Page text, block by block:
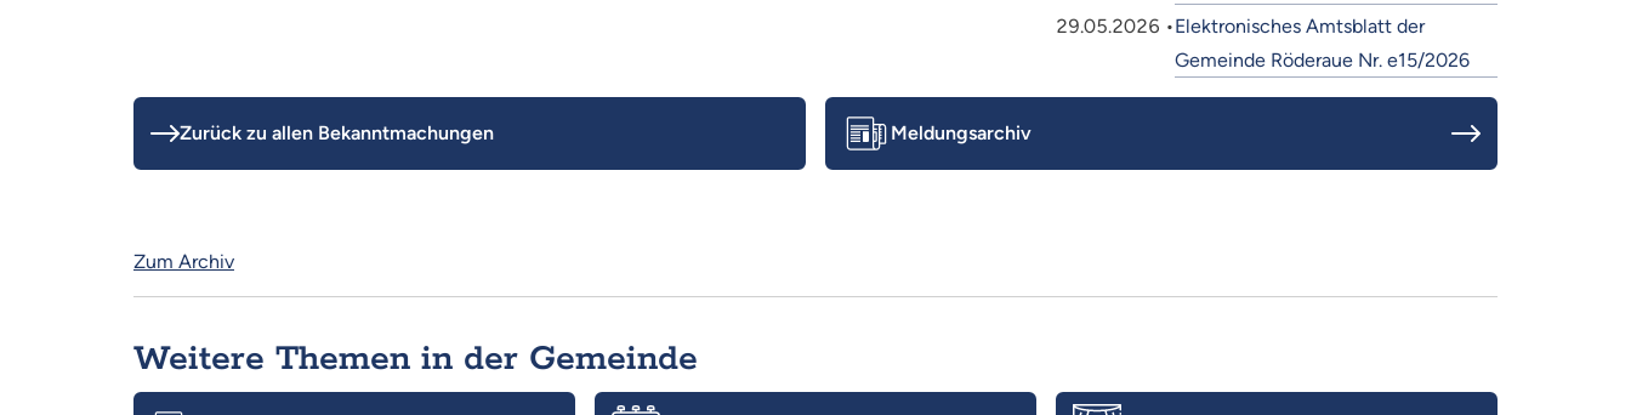
29.05.2026 •Elektronisches Amtsblatt der
Gemeinde Röderaue Nr. e15/2026
Zurück zu allen Bekanntmachungen Meldungsarchiv
Zum Archiv
Weitere Themen in der Gemeinde